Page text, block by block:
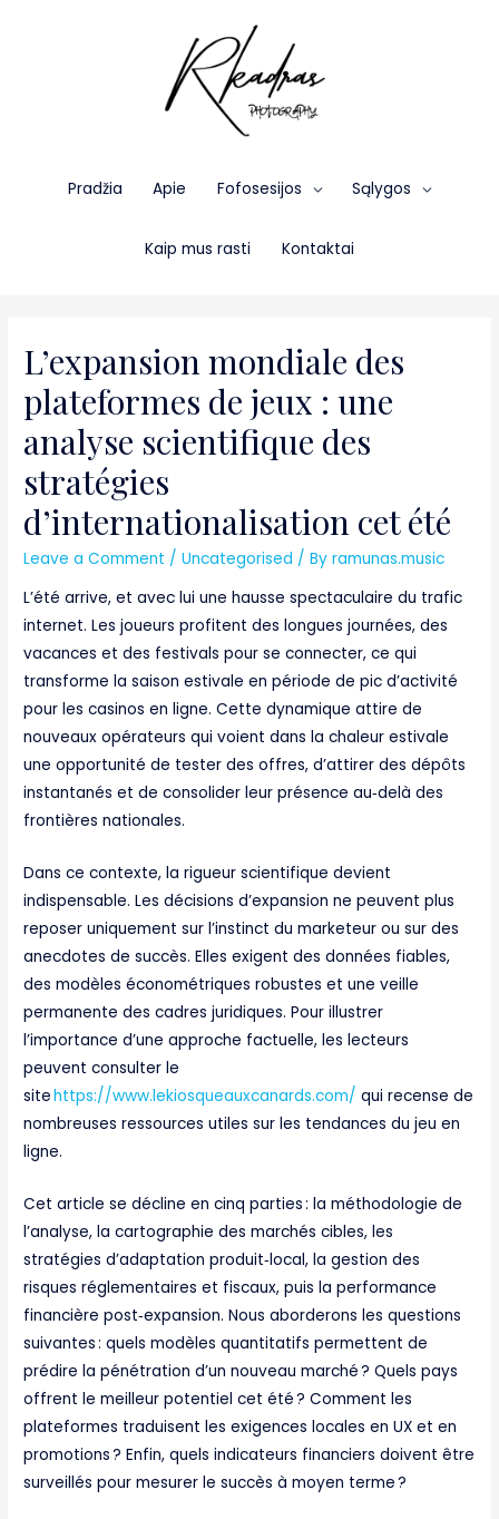
Pradžia Apie Fofosesijos Sąlygos
Kaip mus rasti Kontaktai
L’expansion mondiale des
plateformes de jeux : une
analyse scientifique des
stratégies
d’internationalisation cet été
Leave a Comment /Uncategorised / Byramunas.music
L’été arrive, et avec lui une hausse spectaculaire du trafic
internet. Les joueurs profitent des longues journées, des
vacances et des festivals pour se connecter, ce qui
transforme la saison estivale en période de pic d’activité
pour les casinos en ligne. Cette dynamique attire de
nouveaux opérateurs qui voient dans la chaleur estivale
une opportunité de tester des offres, d’attirer des dépôts
instantanés et de consolider leur présence au‑delà des
frontières nationales.
Dans ce contexte, la rigueur scientifique devient
indispensable. Les décisions d’expansion ne peuvent plus
reposer uniquement sur l’instinct du marketeur ou sur des
anecdotes de succès. Elles exigent des données fiables,
des modèles économétriques robustes et une veille
permanente des cadres juridiques. Pour illustrer
l’importance d’une approche factuelle, les lecteurs
peuvent consulter le
sitehttps://www.lekiosqueauxcanards.com/ qui recense de
nombreuses ressources utiles sur les tendances du jeu en
ligne.
Cet article se décline en cinq parties : la méthodologie de
l’analyse, la cartographie des marchés cibles, les
stratégies d’adaptation produit‑local, la gestion des
risques réglementaires et fiscaux, puis la performance
financière post‑expansion. Nous aborderons les questions
suivantes : quels modèles quantitatifs permettent de
prédire la pénétration d’un nouveau marché ? Quels pays
offrent le meilleur potentiel cet été ? Comment les
plateformes traduisent les exigences locales en UX et en
promotions ? Enfin, quels indicateurs financiers doivent être
surveillés pour mesurer le succès à moyen terme ?